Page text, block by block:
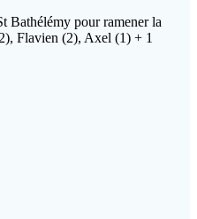
Bathélémy pour ramener la
Flavien (2), Axel (1) + 1